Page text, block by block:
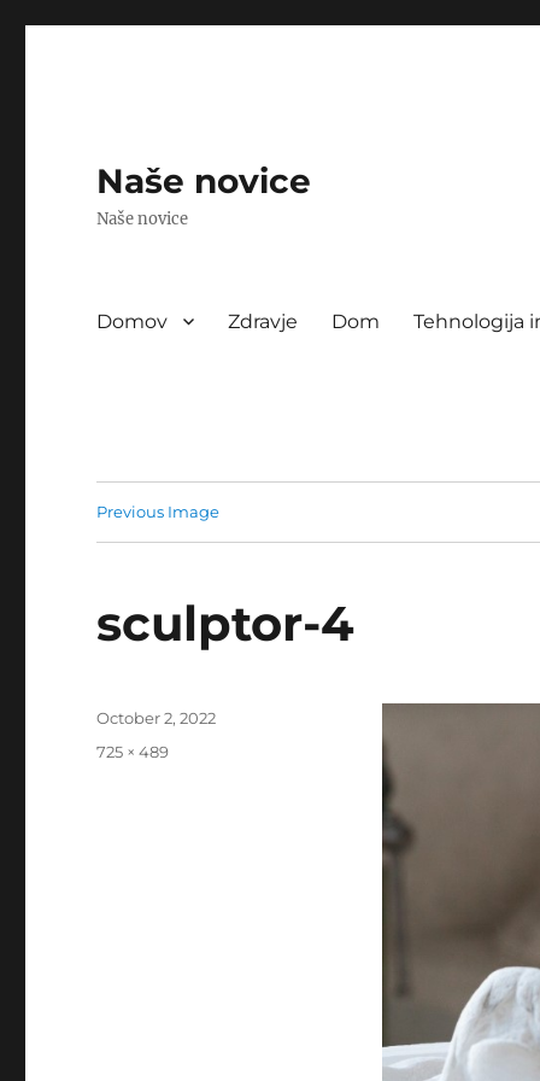
Naše novice
Naše novice
Domov Zdravje Dom Tehnologija
Previous Image
sculptor-4
Posted
October 2, 2022
Full
725 × 489